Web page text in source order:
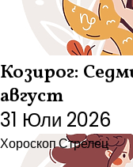
Козирог:
август
31 Юли 2026
ХороскопСтрелец